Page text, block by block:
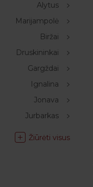
Alytus
Marijampolė
Biržai
Druskininkai
Gargždai
Ignalina
Jonava
Jurbarkas
Žiūrėti visus